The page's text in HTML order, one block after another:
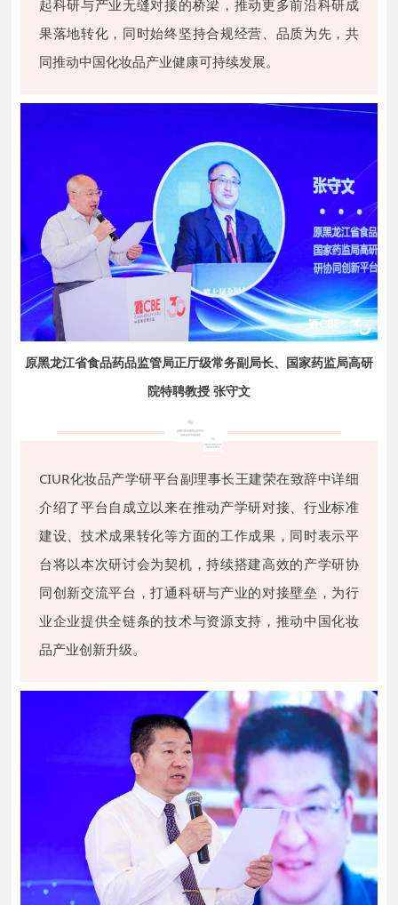
起科研与产业无缝对接的桥梁，推动更多前沿科研成
果落地转化，同时始终坚持合规经营、品质为先，共
同推动中国化妆品产业健康可持续发展。
原黑龙江省食品药品监管局正厅级常务副局长、国家药监局高研
院特聘教授 张守文
CIUR化妆品产学研平台副理事长王建荣在致辞中详细
介绍了平台自成立以来在推动产学研对接、行业标准
建设、技术成果转化等方面的工作成果，同时表示平
台将以本次研讨会为契机，持续搭建高效的产学研协
同创新交流平台，打通科研与产业的对接壁垒，为行
业企业提供全链条的技术与资源支持，推动中国化妆
品产业创新升级。